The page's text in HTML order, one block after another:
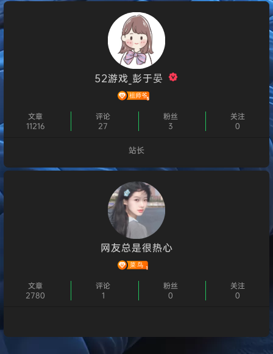
52游戏_彭于晏
文章
11216
评论
27
粉丝
3
关注
0
站长
个人主页
网友总是很热心
文章
2780
评论
1
粉丝
0
关注
0